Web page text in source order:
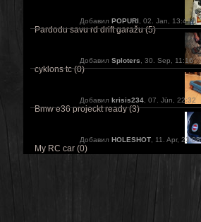
Pardodu savu rd drift garažu (5)
Добавил POPURI , 02. Jan, 13:41
cyklons tc (0)
Добавил Sploters , 30. Sep, 11:16
Bmw e36 projeckt ready (3)
Добавил krisis234 , 07. Jūn, 22:32
My RC car (0)
Добавил HOLESHOT , 11. Apr, 23:08